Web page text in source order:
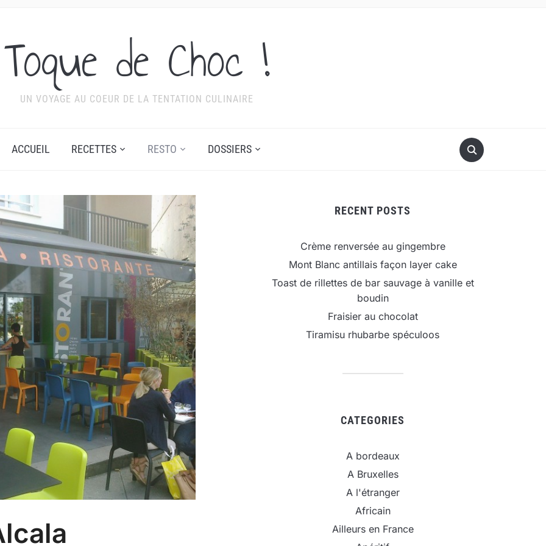
Toque de Choc !
UN VOYAGE AU COEUR DE LA TENTATION CULINAIRE
ACCUEIL RECETTES RESTO DOSSIERS
RECENT POSTS
Crème renversée au gingembre
Mont Blanc antillais façon layer cake
Toast de rillettes de bar sauvage à vanille et
boudin
Fraisier au chocolat
Tiramisu rhubarbe spéculoos
CATEGORIES
A bordeaux
A Bruxelles
A l'étranger
Africain
Ailleurs en France